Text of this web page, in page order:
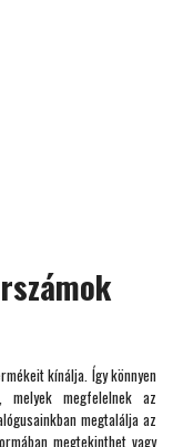
kínálja. Így könnyen
melyek megfelelnek az
megtalálja az
megtekinthet vagy